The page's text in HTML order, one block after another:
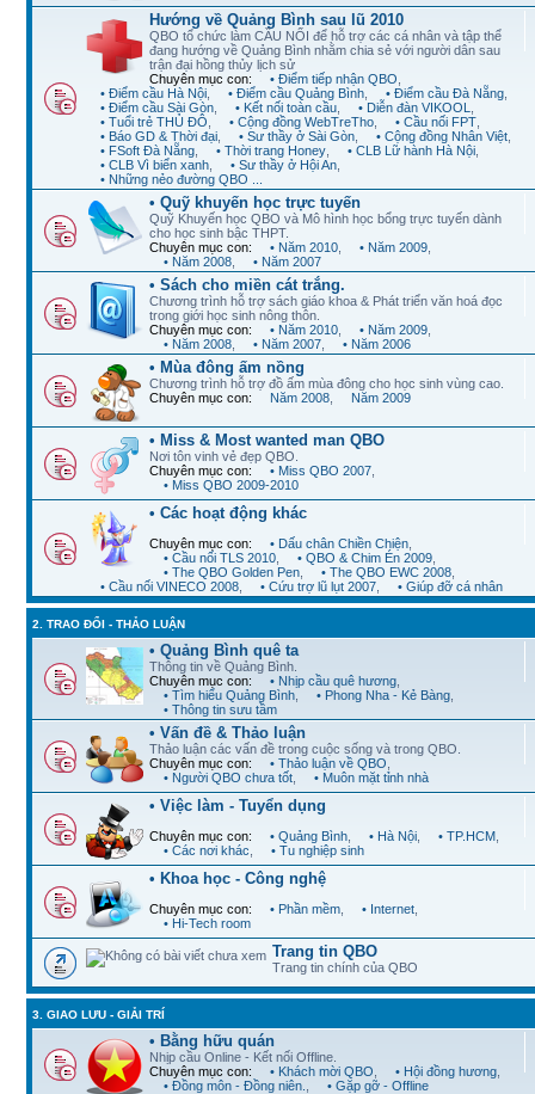
Hướng về Quảng Bình sau lũ 2010
QBO tổ chức làm CẦU NỐI để hỗ trợ các cá nhân và tập thể
đang hướng về Quảng Bình nhằm chia sẻ với người dân sau
trận đại hồng thủy lịch sử
Chuyên mục con:
• Điểm tiếp nhận QBO
• Điểm cầu Hà Nội
• Điểm cầu Quảng Bình • Điểm cầu Đà Nẵng
• Điểm cầu Sài Gòn
• Kết nối toàn cầu • Diễn đàn VIKOOL
• Tuổi trẻ THỦ ĐÔ
• Cộng đồng WebTreTho • Cầu nối FPT
• Báo GD & Thời đại
• Sư thầy ở Sài Gòn • Cộng đồng Nhân Việt
• FSoft Đà Nẵng
• Thời trang Honey • CLB Lữ hành Hà Nội
• CLB Vì biển xanh
• Sư thầy ở Hội An
• Những nẻo đường QBO ...
• Quỹ khuyến học trực tuyến
Quỹ Khuyến học QBO và Mô hình học bổng trực tuyến dành
cho học sinh bậc THPT.
Chuyên mục con:
• Năm 2010 • Năm 2009
• Năm 2008
• Năm 2007
• Sách cho miền cát trắng.
Chương trình hỗ trợ sách giáo khoa & Phát triển văn hoá đọc
trong giới học sinh nông thôn.
Chuyên mục con:
• Năm 2010 • Năm 2009
• Năm 2008
• Năm 2007 • Năm 2006
• Mùa đông ấm nồng
Chương trình hỗ trợ đồ ấm mùa đông cho học sinh vùng cao.
Chuyên mục con:
Năm 2008 Năm 2009
• Miss & Most wanted man QBO
Nơi tôn vinh vẻ đẹp QBO.
Chuyên mục con:
• Miss QBO 2007
• Miss QBO 2009-2010
• Các hoạt động khác
Chuyên mục con: • Dấu chân Chiền Chiện
• Cầu nối TLS 2010
• QBO & Chim Én 2009
• The QBO Golden Pen
• The QBO EWC 2008
• Cầu nối VINECO 2008
• Cứu trợ lũ lụt 2007 • Giúp đỡ cá nhân
2. TRAO ĐỔI - THẢO LUẬN
• Quảng Bình quê ta
Thông tin về Quảng Bình.
Chuyên mục con:
• Nhịp cầu quê hương
• Tìm hiểu Quảng Bình
• Phong Nha - Kẻ Bàng
• Thông tin sưu tầm
• Vấn đề & Thảo luận
Thảo luận các vấn đề trong cuộc sống và trong QBO.
Chuyên mục con:
• Thảo luận về QBO
• Người QBO chưa tốt
• Muôn mặt tỉnh nhà
• Việc làm - Tuyển dụng
Chuyên mục con: • Quảng Bình • Hà Nội • TP.HCM
• Các nơi khác
• Tu nghiệp sinh
• Khoa học - Công nghệ
Chuyên mục con: • Phần mềm • Internet
• Hi-Tech room
Trang tin QBO
Trang tin chính của QBO
3. GIAO LƯU - GIẢI TRÍ
• Bằng hữu quán
Nhịp cầu Online - Kết nối Offline.
Chuyên mục con:
• Khách mời QBO • Hội đồng hương
• Đồng môn - Đồng niên.
• Gặp gỡ - Offline